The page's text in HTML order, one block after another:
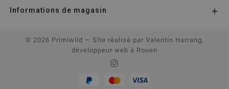
Informations de magasin 
© 2026 Primiwild — Site réalisé par Valentin Harrang,
développeur web à Rouen